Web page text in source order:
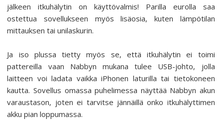
jälkeen itkuhälytin on käyttövalmis! Parilla eurolla saa
ostettua sovellukseen myös lisäosia, kuten lämpötilan
mittauksen tai unilaskurin.
Ja iso plussa tietty myös se, että itkuhälytin ei toimi
pattereilla vaan Nabbyn mukana tulee USB-johto, jolla
laitteen voi ladata vaikka iPhonen laturilla tai tietokoneen
kautta. Sovellus omassa puhelimessa näyttää Nabbyn akun
varaustason, joten ei tarvitse jännäillä onko itkuhälyttimen
akku pian loppumassa.